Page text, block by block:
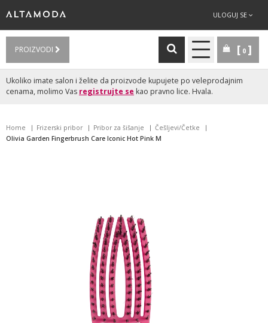
ULOGUJ SE
PROIZVODI 0
Ukoliko imate salon i želite da proizvode kupujete po veleprodajnim
cenama, molimo Vas registrujte se kao pravno lice. Hvala.
Home Frizerski pribor Pribor za šišanje
Češljevi/Četke
Olivia Garden Fingerbrush Care Iconic Hot Pink M